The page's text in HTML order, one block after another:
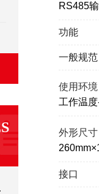
源
RS485
功能
一般规范
使用环
工作温
外形尺
接口